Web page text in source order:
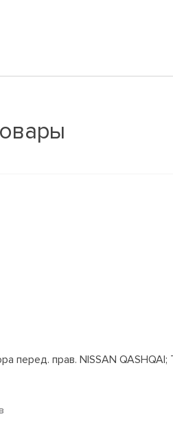
перед. прав. NISSAN QASHQAI;